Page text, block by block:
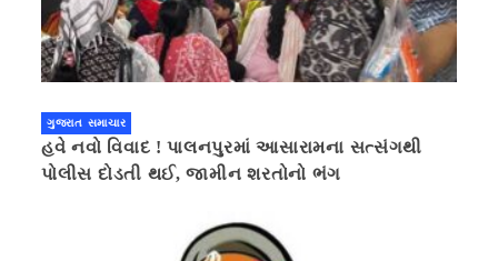
ગુજરાત સમાચાર
હવે નવો વિવાદ ! પાલનપુરમાં આસારામના સત્સંગથી
પોલીસ દોડતી થઈ, જામીન શરતોનો ભંગ